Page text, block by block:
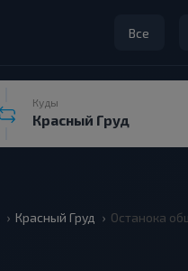
Все
Куды
Красный Груд Останока